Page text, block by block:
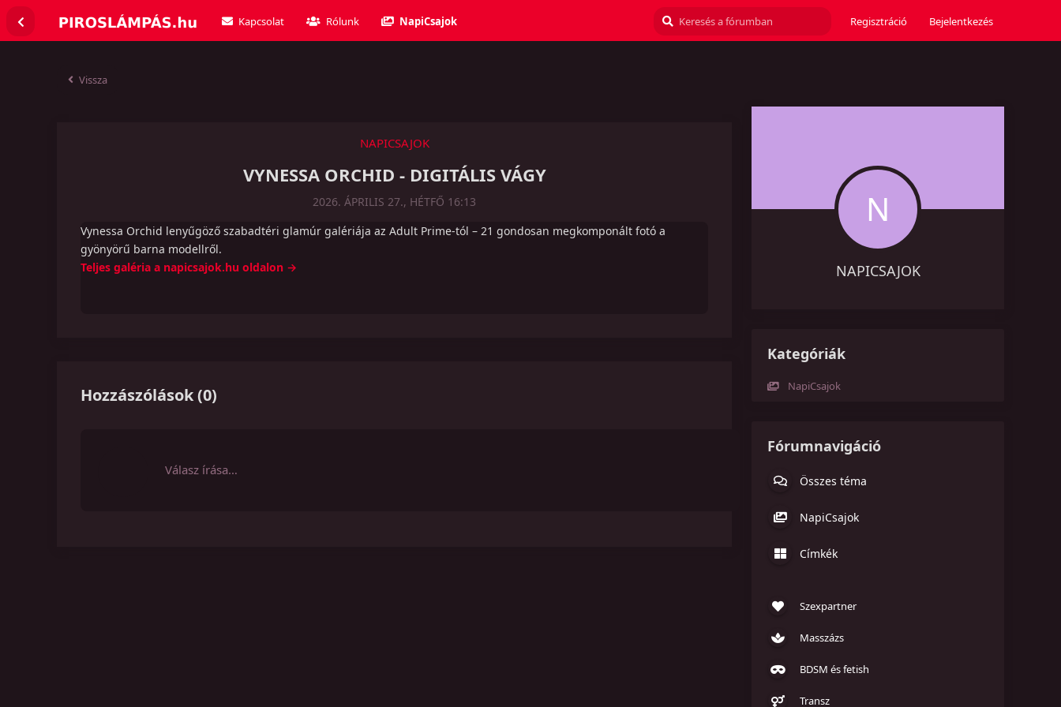
Kapcsolat Rólunk NapiCsajok Regisztráció Bejelentkezés
Vissza
NAPICSAJOK
VYNESSA ORCHID - DIGITÁLIS VÁGY
2026. ÁPRILIS 27., HÉTFŐ 16:13
Vynessa Orchid lenyűgöző szabadtéri glamúr galériája az Adult Prime-tól – 21 gondosan megkomponált fotó a
gyönyörű barna modellről.
Teljes galéria a napicsajok.hu oldalon →
Hozzászólások(0)
Válasz írása…
N
NAPICSAJOK
Kategóriák
NapiCsajok
Fórumnavigáció
Összes téma
NapiCsajok
Címkék
Szexpartner
Masszázs
BDSM és fetish
Transz